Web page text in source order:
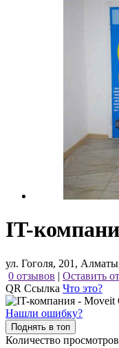
IT-
ул. Гоголя, 201,
0 отзывов | Оставить
QR Ссылка Что это?
Нашли ошибку?
Поднять в топ
Количество